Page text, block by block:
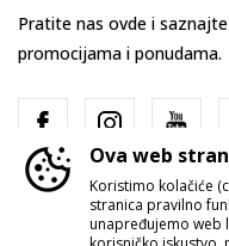
Pratite nas ovde i
promocijama i ponudama.
Ova web
Koristimo kolačiće
stranica pravilno
unapređujemo web